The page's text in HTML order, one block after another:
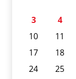
3
4
10
11
17
18
24
25